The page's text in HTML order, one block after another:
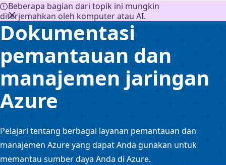
Beberapa bagian dari topik ini mungkin
diterjemahkan oleh komputer atau AI.
Dokumentasi
pemantauan dan
manajemen jaringan
Azure
Pelajari tentang berbagai layanan pemantauan dan
manajemen Azure yang dapat Anda gunakan untuk
memantau sumber daya Anda di Azure.